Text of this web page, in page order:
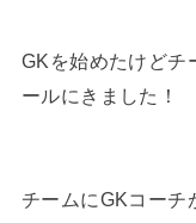
GKを始めたけどチ
ールにきました！
チームにGKコーチ